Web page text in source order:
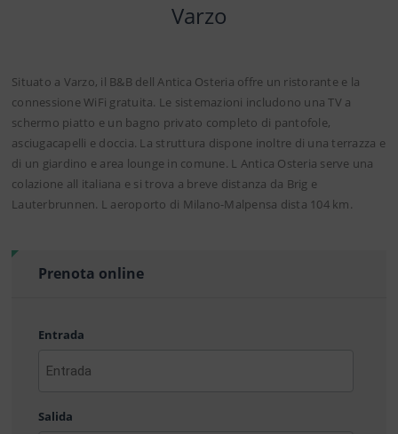
Varzo
Situato a Varzo, il B&B dell Antica Osteria offre un ristorante e la
connessione WiFi gratuita. Le sistemazioni includono una TV a
schermo piatto e un bagno privato completo di pantofole,
asciugacapelli e doccia. La struttura dispone inoltre di una terrazza e
di un giardino e area lounge in comune. L Antica Osteria serve una
colazione all italiana e si trova a breve distanza da Brig e
Lauterbrunnen. L aeroporto di Milano-Malpensa dista 104 km.
Prenota online
Entrada
AAAA
MM
Salida